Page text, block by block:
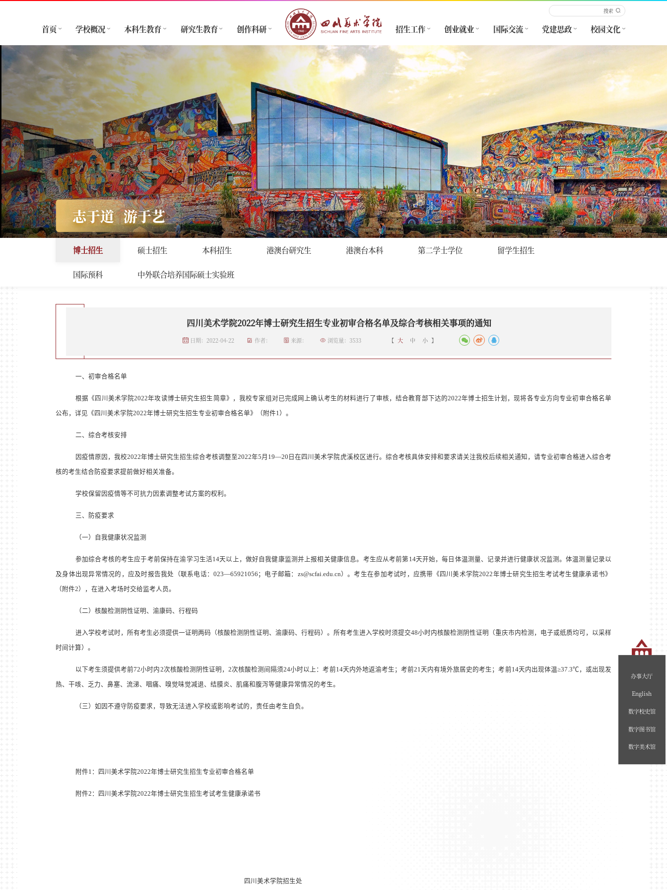
首页 学校概况 本科生教育 研究生教育 创作科研 招生工作 创业就业 国际交流 党建思政 校园文化
志于道 游于艺
招生工作 首页 > 博士招生 >
博士招生 硕士招生 本科招生 港澳台研究生 港澳台本科 第二学士学位 留学生招生
国际预科 中外联合培养国际硕士实验班
四川美术学院2022年博士研究生招生专业初审合格名单及综合考核相关事项的通知
日期：2022-04-22 作者： 来源： 浏览量： 3533 【 大 中 小 】
一、初审合格名单
根据《 四川美术学院2022年攻读博士研究生招生简章》，我校专家组对已完成网上确认考生的材料进行了审核，结合教育部下达的2022年博士招生计划，现将各专业方向专业初审合格名单
公布，详见《 四川美术学院2022年博士研究生招生专业初审合格名单》（附件1）。
二、综合考核安排
因疫情原因，我校2022年博士研究生招生综合考核调整至2022年5月 19—20 日在四川美术学院虎溪校区进行。综合考核具体安排和要求请关注我校后续相关通知，请专业初审合格进入综合考
核的考生结合防疫要求提前做好相关准备。
学校保留因疫情等不可抗力因素调整考试方案的权利。
三、防疫要求
（一）自我健康状况监测
参加综合考核的考生应于考前保持在渝学习生活14天以上，做好自我健康监测并上报相关健康信息。考生应从考前第 14天开始，每日体温测量、记录并进行健康状况监测。体温测量记录以
及身体出现异常情况的，应及时报告我处（联系电话：023—65921056 ；电子邮箱： zs@scfai.edu.cn）。考生在参加考试时，应携带《四川美术学院2022年博士研究生招生考试考生健康承诺书》
（附件2），在进入考场时交给监考人员。
（二）核酸检测阴性证明、渝康码、行程码
进入学校考试时，所有考生必须提供一证明两码（核酸检测阴性证明、渝康码、行程码）。所有考生进入学校时须提交48小时内核酸检测阴性证明（重庆市内检测，电子或纸质均可，以采样
时间计算）。
以下考生须提供考前72小时内 2次核酸检测阴性证明， 2次核酸检测间隔须24小时以上：考前14天内外地返渝考生；考前21天内有境外旅居史的考生；考前14天内出现体温≥37.3℃，或出现发
热、干咳、乏力、鼻塞、流涕、咽痛、嗅觉味觉减退、结膜炎、肌痛和腹泻等健康异常情况的考生。
（三）如因不遵守防疫要求，导致无法进入学校或影响考试的，责任由考生自负。
附件1 ： 四川美术学院2022年博士研究生招生专业初审合格名单
附件2 ：四川美术学院2022年博士研究生招生考试考生健康承诺书
四川美术学院招生处
办事大厅
English
数字校史馆
数字图书馆
数字美术馆